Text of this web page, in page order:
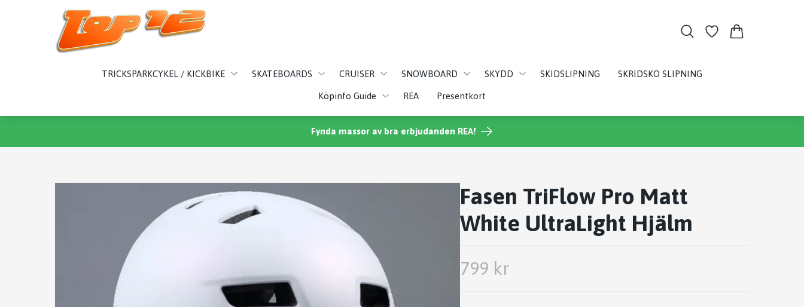
TRICKSPARKCYKEL / KICKBIKE SKATEBOARDS CRUISER SNOWBOARD SKYDD SKIDSLIPNING SKRIDSKO SLIPNING
Köpinfo Guide REA Presentkort
Fynda massor av bra erbjudanden REA!
Fasen TriFlow Pro Matt
White UltraLight Hjälm
799 kr